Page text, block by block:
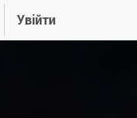
Увійти